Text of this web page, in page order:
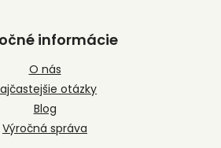
informácie
O nás
otázky
Blog
Výročná správa